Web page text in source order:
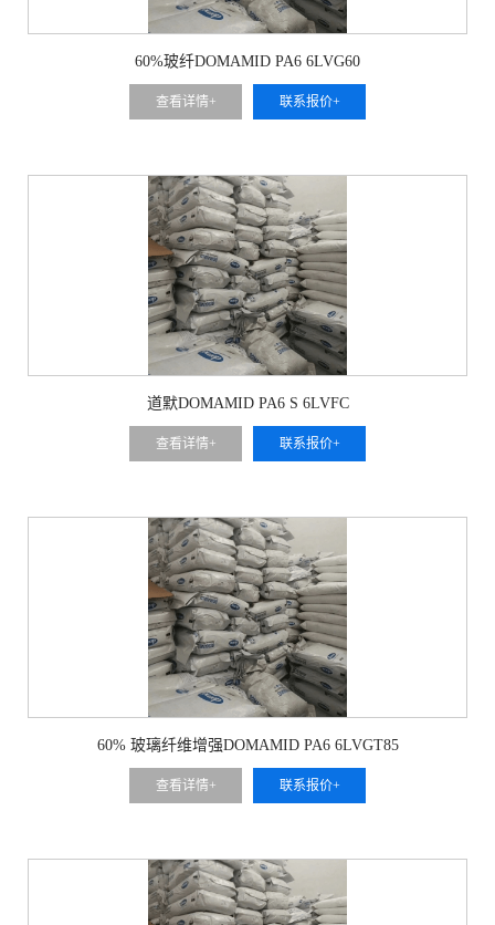
60%玻纤DOMAMID PA6 6LVG60
查看详情+ 联系报价+
道默DOMAMID PA6 S 6LVFC
查看详情+ 联系报价+
60% 玻璃纤维增强DOMAMID PA6 6LVGT85
查看详情+ 联系报价+